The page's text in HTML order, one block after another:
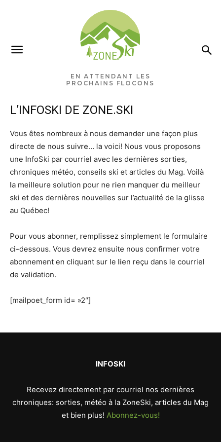
EN ATTENDANT LES
PROCHAINS FLOCONS
L’INFOSKI DE ZONE.SKI
Vous êtes nombreux à nous demander une façon plus
directe de nous suivre… la voici! Nous vous proposons
une InfoSki par courriel avec les dernières sorties,
chroniques météo, conseils ski et articles du Mag. Voilà
la meilleure solution pour ne rien manquer du meilleur
ski et des dernières nouvelles sur l’actualité de la glisse
au Québec!
Pour vous abonner, remplissez simplement le formulaire
ci-dessous. Vous devrez ensuite nous confirmer votre
abonnement en cliquant sur le lien reçu dans le courriel
de validation.
[mailpoet_form id= »2″]
INFOSKI
Recevez directement par courriel nos dernières
chroniques: sorties, météo à la ZoneSki, articles du Mag
et bien plus! Abonnez-vous!